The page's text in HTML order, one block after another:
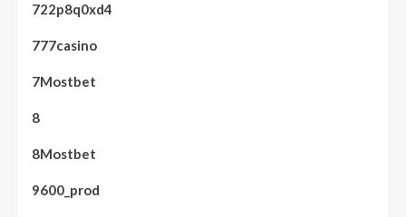
722p8q0xd4
777casino
7Mostbet
8
8Mostbet
9600_prod